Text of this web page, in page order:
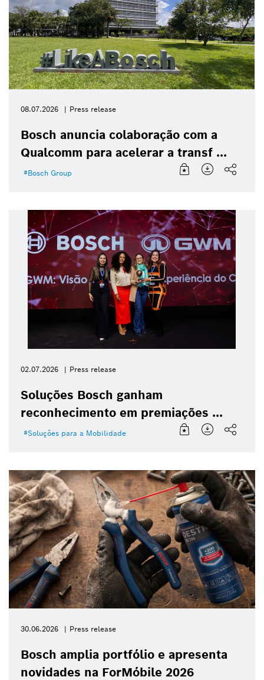
08.07.2026 Press release
Bosch anuncia colaboração com a
Qualcomm para acelerar a transf ...
Bosch Group
02.07.2026 Press release
Soluções Bosch ganham
reconhecimento em premiações ...
Soluções para a Mobilidade
30.06.2026 Press release
Bosch amplia portfólio e apresenta
novidades na ForMóbile 2026